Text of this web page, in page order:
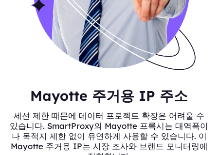
Mayotte 주거용 IP 주소
세션 제한 때문에 데이터 프로젝트 확장은 어려울 수
있습니다. SmartProxy의 Mayotte 프록시는 대역폭이
나 목적지 제한 없이 유연하게 사용할 수 있습니다. 이
Mayotte 주거용 IP는 시장 조사와 브랜드 모니터링에